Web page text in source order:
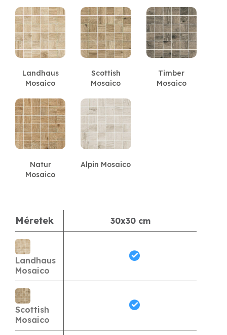
Landhaus
Mosaico
Scottish
Mosaico
Timber
Mosaico
Natur
Mosaico
Alpin Mosaico
Méretek 30x30 cm
Landhaus
Mosaico
Scottish
Mosaico